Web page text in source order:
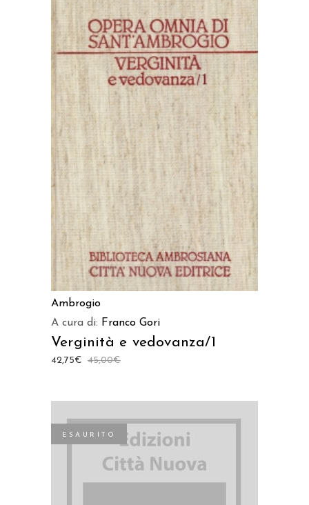
AGGIUNGI AL CARRELLO
Ambrogio
A cura di: Franco Gori
Verginità e vedovanza/1
45,00€
42,75€
ESAURITO